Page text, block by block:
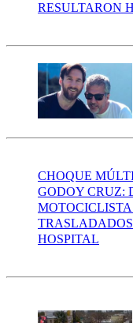
RESULTARON
CHOQUE
GODOY CRUZ:
HOSPITAL